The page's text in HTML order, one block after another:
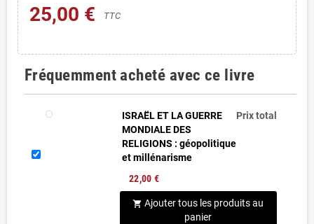
25,00 € TTC
Fréquemment acheté avec ce livre
ISRAËL ET LA GUERRE
MONDIALE DES
RELIGIONS : géopolitique
et millénarisme
22,00 €
Prix ​​total
shopping_cart
panier